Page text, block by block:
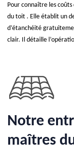
Pour connaître les
du toit . Elle établit un
d’étanchéité
clair. Il détaille
Notre
maîtres